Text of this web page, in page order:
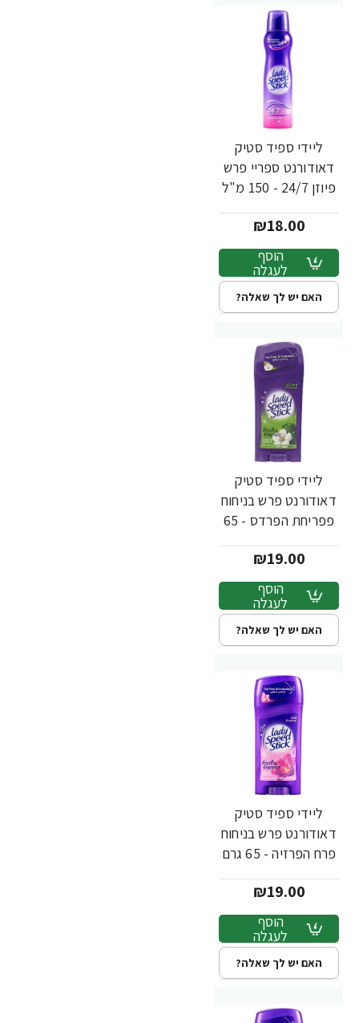
ליידי ספיד סטיק
דאודורנט ספריי פרש
פיוזן 24/7 - 150 מ"ל
₪18.00
הוסף
לעגלה
האם יש לך שאלה?
ליידי ספיד סטיק
דאודורנט פרש בניחוח
פפריחת הפרדס - 65
₪19.00
הוסף
לעגלה
האם יש לך שאלה?
ליידי ספיד סטיק
דאודורנט פרש בניחוח
פרח הפרזיה - 65 גרם
₪19.00
הוסף
לעגלה
האם יש לך שאלה?